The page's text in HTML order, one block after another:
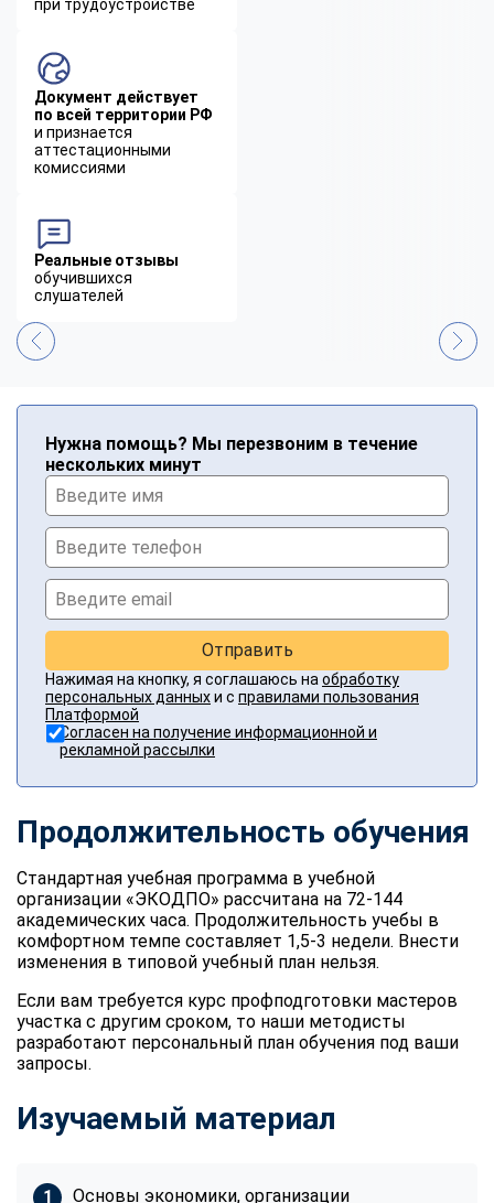
при трудоустройстве
Документ действует
по всей территории РФ
и признается
аттестационными
комиссиями
Реальные отзывы
обучившихся
слушателей
Нужна помощь? Мы перезвоним в течение
нескольких минут
Отправить
Нажимая на кнопку, я соглашаюсь на обработку
персональных данныхи с правилами пользования
Платформой
Согласен на получение информационной и
рекламной рассылки
Продолжительность обучения
Стандартная учебная программа в учебной
организации «ЭКОДПО» рассчитана на 72-144
академических часа. Продолжительность учебы в
комфортном темпе составляет 1,5-3 недели. Внести
изменения в типовой учебный план нельзя.
Если вам требуется курс профподготовки мастеров
участка с другим сроком, то наши методисты
разработают персональный план обучения под ваши
запросы.
Изучаемый материал
Основы экономики, организации